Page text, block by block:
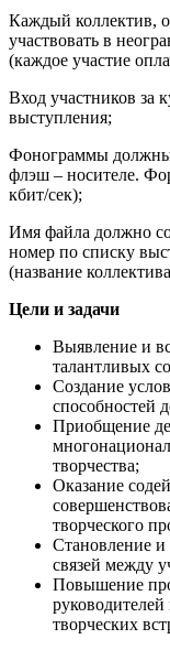
Каждый коллектив,
участвовать в
(каждое участие
Вход участников за
выступления;
Фонограммы должны
флэш – носителе.
кбит/сек);
Имя файла должно
номер по списку
(название
Цели и задачи
Выявление и
талантливых
Создание
способностей
Приобщение
творчества;
Оказание
творческого
Становление
связей между
Повышение
творческих